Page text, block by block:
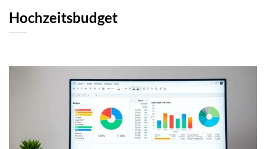
Hochzeitsbudget